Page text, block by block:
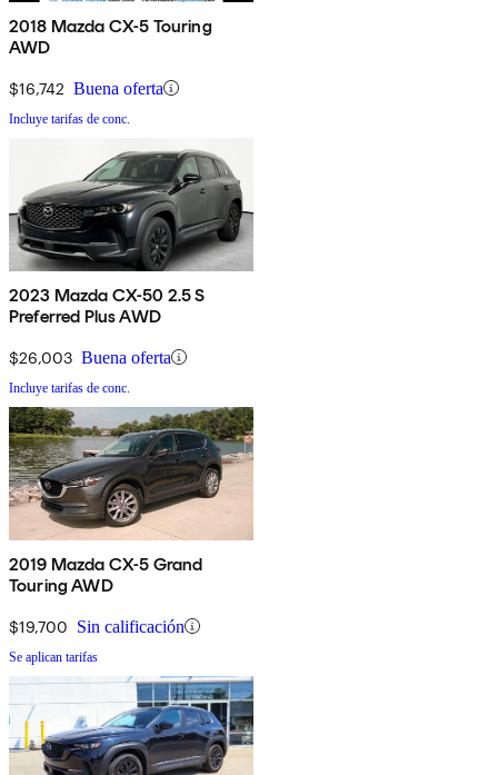
2018 Mazda CX-5 Touring
AWD
$16,742 Buena oferta
Incluye tarifas de conc.
2023 Mazda CX-50 2.5 S
Preferred Plus AWD
$26,003 Buena oferta
Incluye tarifas de conc.
2019 Mazda CX-5 Grand
Touring AWD
$19,700 Sin calificación
Se aplican tarifas